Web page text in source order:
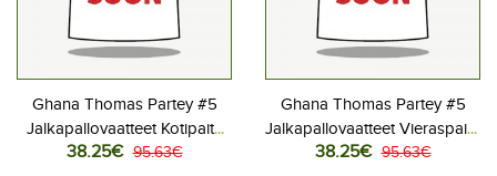
Ghana Thomas Partey #5
Jalkapallovaatteet Kotipaita
MM-kisat 2026 Lyhythihainen
38.25€ 95.63€
Ghana Thomas Partey #5
Jalkapallovaatteet Vieraspaita
MM-kisat 2026 Lyhythihainen
38.25€ 95.63€